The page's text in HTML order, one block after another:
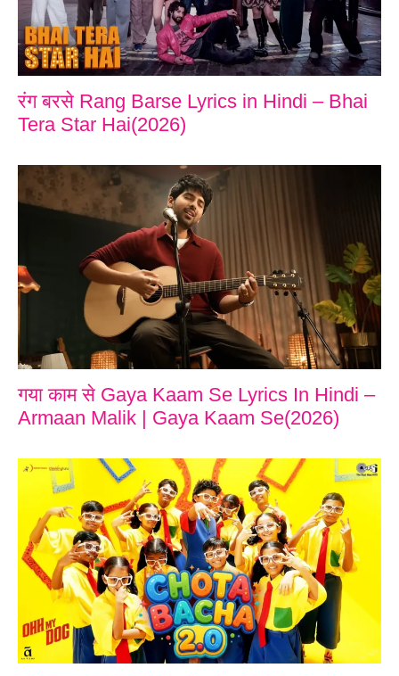
रंग बरसे Rang Barse Lyrics in Hindi – Bhai
Tera Star Hai(2026)
गया काम से Gaya Kaam Se Lyrics In Hindi –
Armaan Malik | Gaya Kaam Se(2026)